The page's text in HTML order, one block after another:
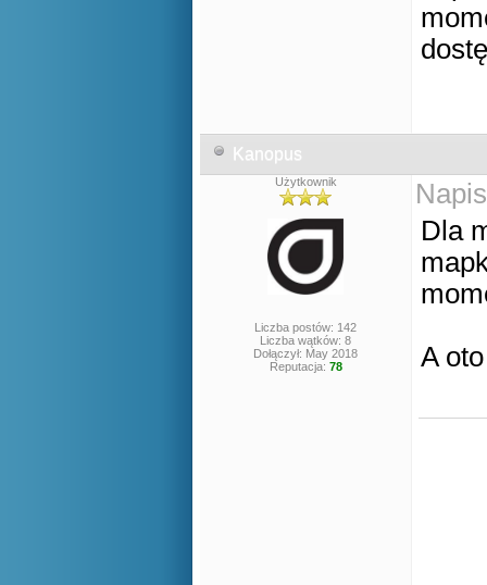
Kanopus
Użytkownik
Liczba postów: 142
Liczba wątków: 8
Dołączył: May 2018
Reputacja: 78
Dla
A